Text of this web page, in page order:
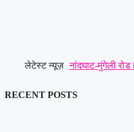
लेटेस्ट न्यूज़ नांदघाट-मुंगेली
RECENT POSTS